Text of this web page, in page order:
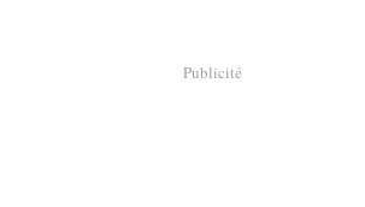
Publicité